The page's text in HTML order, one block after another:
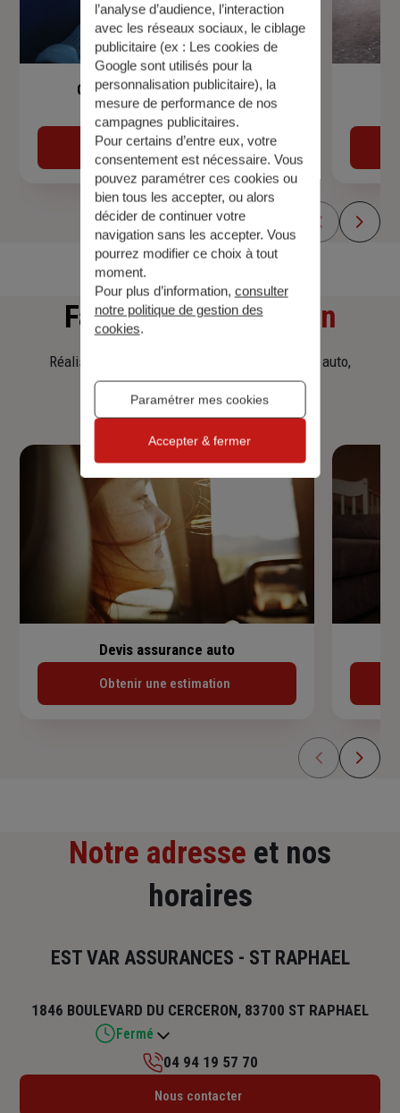
Garantie Accidents de la Vie
Découvrir
Faitesune simulation
Réalisez une simulation tarifaire d'assurance, auto,
habitation, prêt immobilier.
Devis assurance auto
Obtenir une estimation
Notre adresse et nos
horaires
EST VAR ASSURANCES - ST RAPHAEL
1846 BOULEVARD DU CERCERON, 83700 ST RAPHAEL
Fermé
Lundi : 09h – 12h / 14h – 17h30
04 94 19 57 70
Nous contacter
l’analyse d’audience, l’interaction
avec les réseaux sociaux, le ciblage
publicitaire (ex : Les cookies de
Google sont utilisés pour la
personnalisation publicitaire), la
mesure de performance de nos
campagnes publicitaires.
Pour certains d’entre eux, votre
consentement est nécessaire. Vous
pouvez paramétrer ces cookies ou
bien tous les accepter, ou alors
décider de continuer votre
navigation sans les accepter. Vous
pourrez modifier ce choix à tout
moment.
Pour plus d’information, consulter
notre politique de gestion des
cookies.
Paramétrer mes cookies
Accepter & fermer